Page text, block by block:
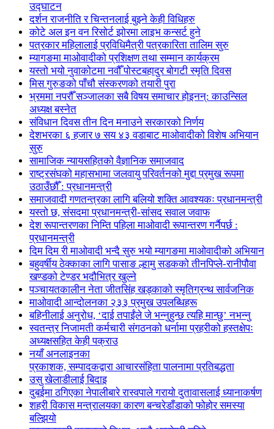
उद्घाटन
दर्शन राजनीति र चिन्तनलाई बुझ्ने केही विधिहरु
कोटे अल इन वन रिसोर्ट झोरमा लाइभ कन्सर्ट हुने
पत्रकार महिलालाई प्रविधिमैत्री पत्रकारिता तालिम सुरु
म्यागङमा माओवादीको प्रशिक्षण तथा सम्मान कार्यक्रम
यस्तो भयो नुवाकोटमा नवौँ पोस्टबहादुर बोगटी स्मृति दिवस
मिस गुरुङको पाँचौ संस्करणको तयारी पुरा
भ्रममा नपरौँ सञ्जालका सबै विषय समाचार होइनन्: काउन्सिल
अध्यक्ष बस्नेत
संविधान दिवस तीन दिन मनाउने सरकारको निर्णय
देशभरका ६ हजार ७ सय ४३ वडाबाट माओवादीको विशेष अभियान
सुरु
सामाजिक न्यायसहितको वैज्ञानिक समाजवाद
राष्ट्रसंघको महासभामा जलवायु परिवर्तनको मुद्दा प्रमुख रूपमा
उठाउँछौँ : प्रधानमन्त्री
समाजवादी गणतन्त्रका लागि बलियो शक्ति आवश्यकः प्रधानमन्त्री
यस्तो छ, संसदमा प्रधानमन्त्री-सांसद सवाल जवाफ
देश रूपान्तरणका निम्ति पहिला माओवादी रूपान्तरण गर्नैपर्छ :
प्रधानमन्त्री
दिम दिम री माओवादी भन्दै सुरु भयो म्यागङमा माओवादीको अभियान
बहुवर्षीय ठेक्काका लागि पासाङ ल्हामु सडकको तीनपिप्ले-रानीपौवा
खण्डको टेण्डर भदौभित्र खुल्ने
पञ्चायतकालीन नेता जीतसिंह खड्काको स्मृतिग्रन्थ सार्वजनिक
माओवादी आन्दोलनका २३३ प्रमुख उपलब्धिहरू
बहिनीलाई अनुरोध, ‘दाई तपाईंले जे भन्नुहुन्छ त्यहि मान्छु’ नभन्नु
स्वतन्त्र निजामती कर्मचारी संगठनको धर्नामा प्रहरीको हस्तक्षेपः
अध्यक्षसहित केही पक्राउ
नयाँ अनलाइनका
प्रकाशक, सम्पादकद्वारा आचारसंहिता पालनामा प्रतिबद्धता
उसु खेलाडीलाई बिदाइ
दुबईमा ठगिएका नेपालीबारे रास्वपाले गरायो दुतावासलाई ध्यानाकर्षण
शहरी विकास मन्त्रालयका कारण बन्चरेडाँडाको फोहोर समस्या
बल्झियो